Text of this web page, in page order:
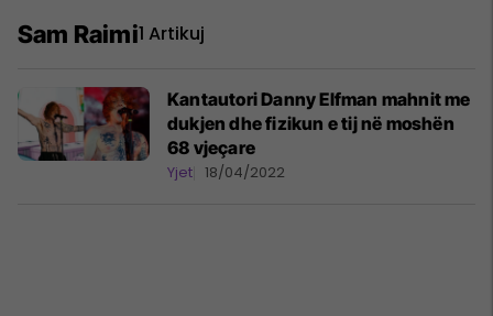
Sam Raimi1 Artikuj
Kantautori Danny Elfman mahnit me
dukjen dhe fizikun e tij në moshën
68 vjeçare
Yjet 18/04/2022